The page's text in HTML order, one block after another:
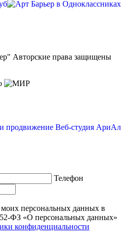
Авторские права защищены
Телефон
моих персональных данных в
ФЗ «О персональных данных»
конфиденциальности